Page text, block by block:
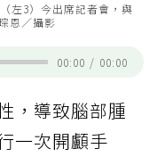
左3）今出席記者會，與
恩／攝影
00:00 / 00:00
，導致腦部腫
一次開顱手